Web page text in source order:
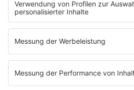
Glück in Worten
Todesursache
Niemand muss ein Promi sein
PROGRAMM
Mit den Waffeln einer Frau